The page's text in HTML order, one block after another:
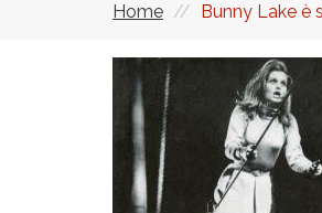
Briciole
di
pane
Home Bunny Lake è